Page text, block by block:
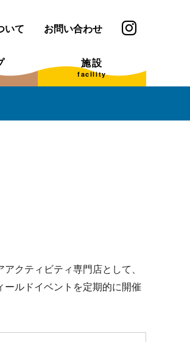
いて お問い合わせ
施設
facility
クティビティ専門店として、
ルドイベントを定期的に開催